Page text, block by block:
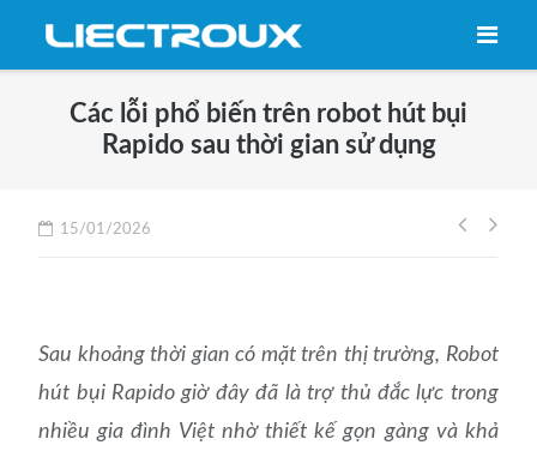
Các lỗi phổ biến trên robot hút bụi
Rapido sau thời gian sử dụng
15/01/2026
Điều
Sau khoảng thời gian có mặt trên thị trường, Robot
hút bụi Rapido giờ đây đã là trợ thủ đắc lực trong
nhiều gia đình Việt nhờ thiết kế gọn gàng và khả